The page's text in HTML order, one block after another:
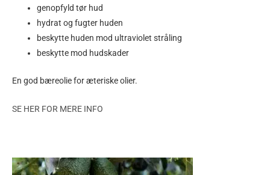
genopfyld tør hud
hydrat og fugter huden
beskytte huden mod ultraviolet stråling
beskytte mod hudskader
En god bæreolie for æteriske olier.
SE HER FOR MERE INFO